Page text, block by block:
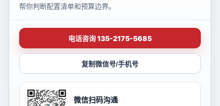
帮你判断配置清单和预算边界。
电话咨询 135-2175-5685
复制微信号/手机号
微信扫码沟通